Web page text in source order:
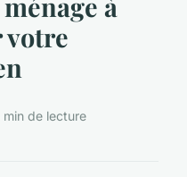
votre
min de lecture